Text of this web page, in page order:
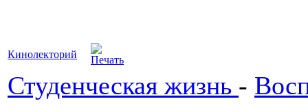
Кинолекторий
Студенческая жизнь -